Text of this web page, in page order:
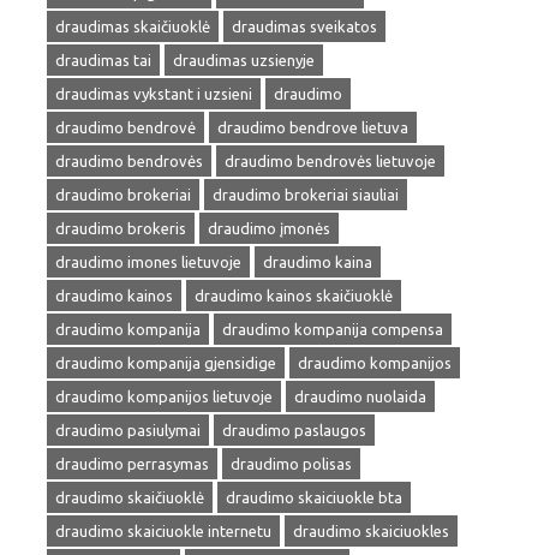
draudimas skaičiuoklė
draudimas sveikatos
draudimas tai
draudimas uzsienyje
draudimas vykstant i uzsieni
draudimo
draudimo bendrovė
draudimo bendrove lietuva
draudimo bendrovės
draudimo bendrovės lietuvoje
draudimo brokeriai
draudimo brokeriai siauliai
draudimo brokeris
draudimo įmonės
draudimo imones lietuvoje
draudimo kaina
draudimo kainos
draudimo kainos skaičiuoklė
draudimo kompanija
draudimo kompanija compensa
draudimo kompanija gjensidige
draudimo kompanijos
draudimo kompanijos lietuvoje
draudimo nuolaida
draudimo pasiulymai
draudimo paslaugos
draudimo perrasymas
draudimo polisas
draudimo skaičiuoklė
draudimo skaiciuokle bta
draudimo skaiciuokle internetu
draudimo skaiciuokles